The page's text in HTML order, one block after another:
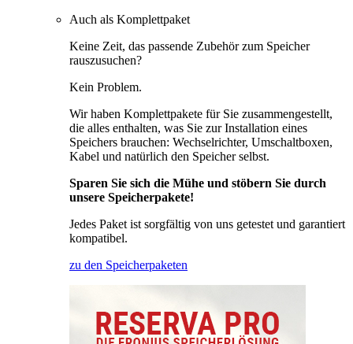
Auch als Komplettpaket
Keine Zeit, das passende Zubehör zum Speicher
rauszusuchen?
Kein Problem.
Wir haben Komplettpakete für Sie zusammengestellt,
die alles enthalten, was Sie zur Installation eines
Speichers brauchen: Wechselrichter, Umschaltboxen,
Kabel und natürlich den Speicher selbst.
Sparen Sie sich die Mühe und stöbern Sie durch
unsere Speicherpakete!
Jedes Paket ist sorgfältig von uns getestet und garantiert
kompatibel.
zu den Speicherpaketen